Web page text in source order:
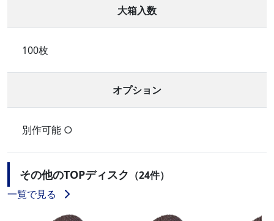
大箱入数
100枚
オプション
別作可能 ○
その他のTOPディスク （24件）
一覧で見る